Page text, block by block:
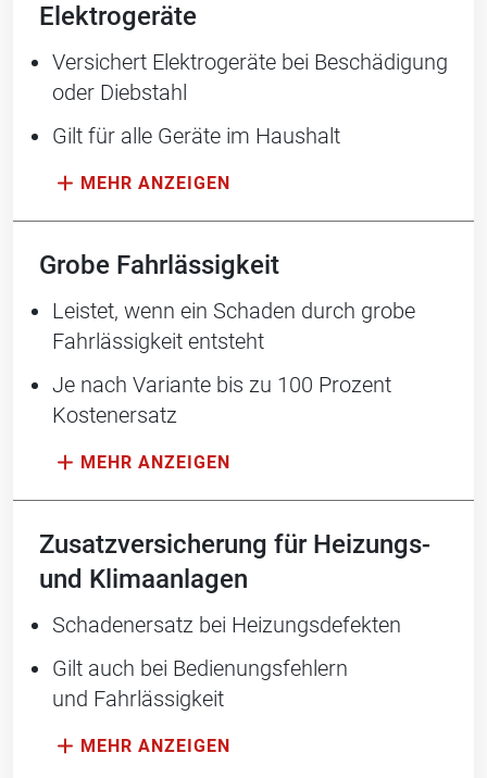
Elektrogeräte
Versichert Elektrogeräte bei Beschädigung
oder Diebstahl
Gilt für alle Geräte im Haushalt
Grobe Fahrlässigkeit
Leistet, wenn ein Schaden durch ­grobe
Fahrlässigkeit entsteht
Je nach Variante bis zu 100 Prozent
Kostenersatz
Zusatzversicherung für Heizungs-
und Klimaanlagen
Schadenersatz bei Heizungs­defekten
Gilt auch bei Bedienungsfehlern
und Fahrlässigkeit